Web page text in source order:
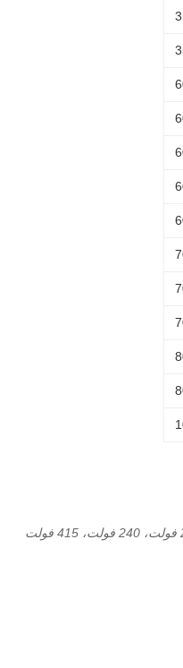
- خيارات الجهد الخاصة: 110 فولت، 208 فولت، 240 فولت، 415 فولت